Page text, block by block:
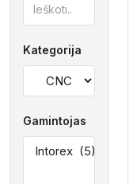
Kategorija
Gamintojas